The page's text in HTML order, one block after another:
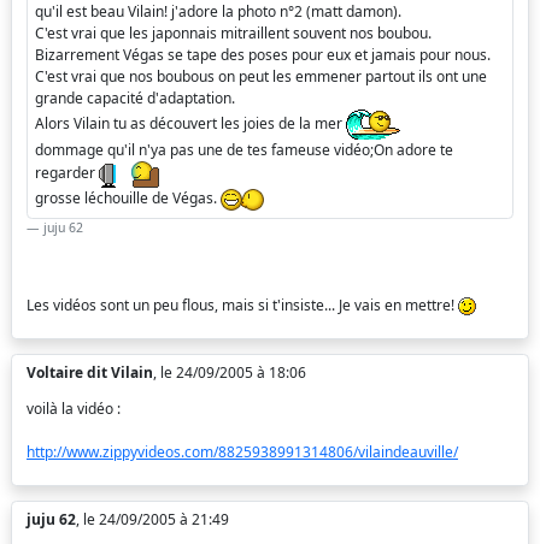
qu'il est beau Vilain! j'adore la photo n°2 (matt damon).
C'est vrai que les japonnais mitraillent souvent nos boubou.
Bizarrement Végas se tape des poses pour eux et jamais pour nous.
C'est vrai que nos boubous on peut les emmener partout ils ont une
grande capacité d'adaptation.
Alors Vilain tu as découvert les joies de la mer
dommage qu'il n'ya pas une de tes fameuse vidéo;On adore te
regarder
grosse léchouille de Végas.
juju 62
Les vidéos sont un peu flous, mais si t'insiste... Je vais en mettre!
Voltaire dit Vilain, le 24/09/2005 à 18:06
voilà la vidéo :
http://www.zippyvideos.com/8825938991314806/vilaindeauville/
juju 62, le 24/09/2005 à 21:49